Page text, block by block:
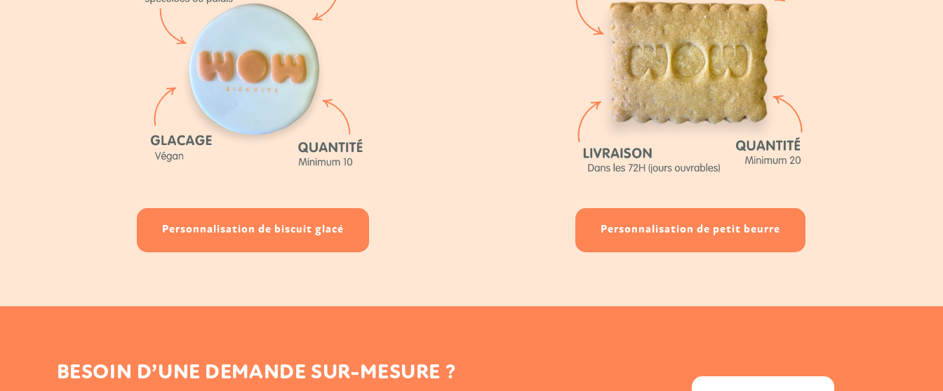
Personnalisation de biscuit glacé Personnalisation de petit beurre
BESOIN D’UNE DEMANDE SUR-MESURE ?